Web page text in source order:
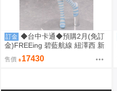
訂金 ◆台中卡通◆預購2月(免訂
金)FREEing 碧藍航線 紐澤西 新
澤西 宿舍計劃Ver. 1/3 0917
售價 17430